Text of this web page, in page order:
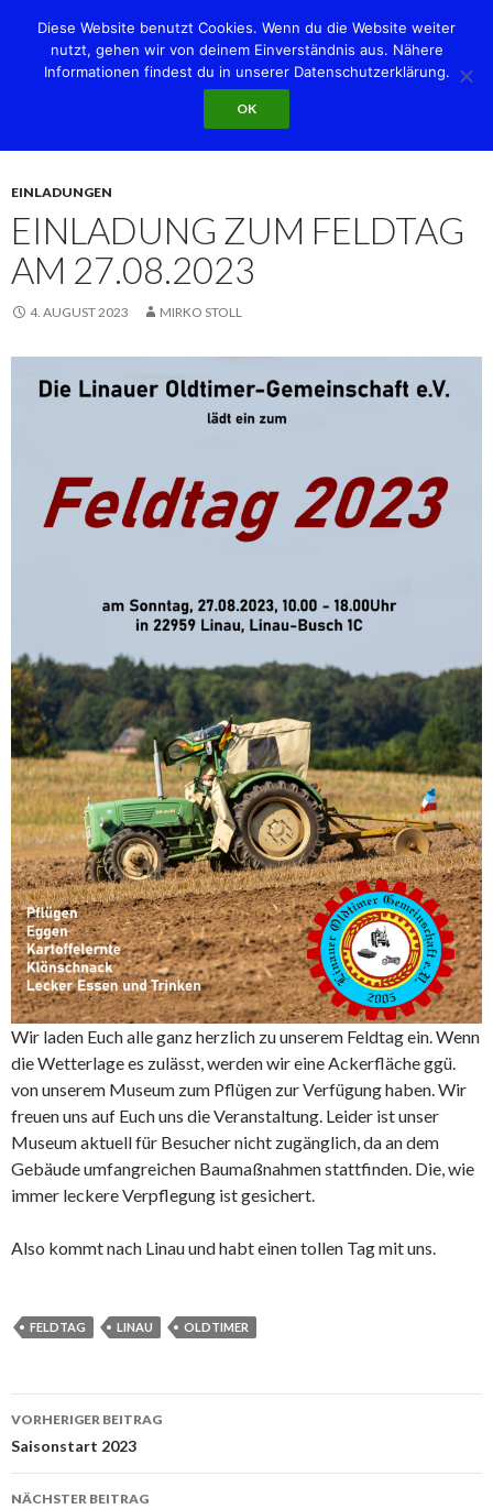
Linauer Oldtimer-Gemeinschaft e.V.
MENÜ
EINLADUNGEN
EINLADUNG ZUM FELDTAG
AM 27.08.2023
4. AUGUST 2023 MIRKO STOLL
Wir laden Euch alle ganz herzlich zu unserem Feldtag ein. Wenn
die Wetterlage es zulässt, werden wir eine Ackerfläche ggü.
von unserem Museum zum Pflügen zur Verfügung haben. Wir
freuen uns auf Euch uns die Veranstaltung. Leider ist unser
Museum aktuell für Besucher nicht zugänglich, da an dem
Gebäude umfangreichen Baumaßnahmen stattfinden. Die, wie
immer leckere Verpflegung ist gesichert.
Also kommt nach Linau und habt einen tollen Tag mit uns.
FELDTAG LINAU OLDTIMER
Beitrags-
Navigation
VORHERIGER BEITRAG
Saisonstart 2023
NÄCHSTER BEITRAG
Diese Website benutzt Cookies. Wenn du die Website weiter
nutzt, gehen wir von deinem Einverständnis aus. Nähere
Informationen findest du in unserer Datenschutzerklärung.
OK